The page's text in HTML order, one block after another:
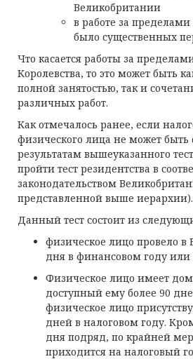
Великобритании
в работе за
было существенных
Что касается работы за
Королевства, то это может быть
полной занятостью, так и
различных работ.
Как отмечалось ранее, если
физического лица не может быть
результатам вышеуказанного
пройти тест резидентства в
законодательством
представленной выше иерархии).
Данный тест состоит из
физическое лицо провело в
дня в финансовом году или
Физическое лицо имеет
доступный ему более 90
физическое лицо
дней в налоговом году.
дня подряд, по крайней
приходится на налоговый